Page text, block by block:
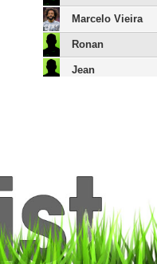
Marcelo Vieira
Ronan
Jean
Darío Conca
Eduardo
Wagner